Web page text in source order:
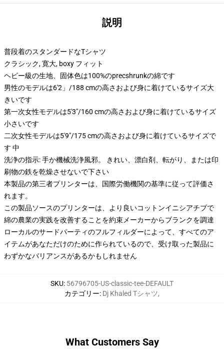
説明
普段着のスタンダードなTシャツ
クラシック, 寛大, boxy フィット
ヘビー級の生地、固体色は100%のprecshrunkの綿です
男性のモデルは6'2」/188 cmの高さおよび身に着けているサイズ大
きいです
第一次女性モデルは5'3"/160 cmの高さおよび身に着けているサイズ
小さいです
二次女性モデルは5'9"/175 cmの高さおよび身に着けているサイズで
す 中
洗浄の指示: 手か機械洗浄風邪。 きれい、漂白剤、転がり、または印
刷物の鉄を乾燥させないで下さい
本製品の第三者プリンターは、国際労働機関の基準に従って評価さ
れます。
この製品ソースのプリンターは、より良いコットンイニシアチブで
綿の農業の実践を改善することを約束メーカーからブランクを調達
ローカルのサードパーティのフルフィルダーによって、すべてのア
イテムがあなただけのために作られているので、受け取った製品に
わずかなバリアンスがあるかもしれません
SKU: 56796705-US-classic-tee-DEFAULT
カテゴリー: Dj Khaled Tシャツ,
What Customers Say